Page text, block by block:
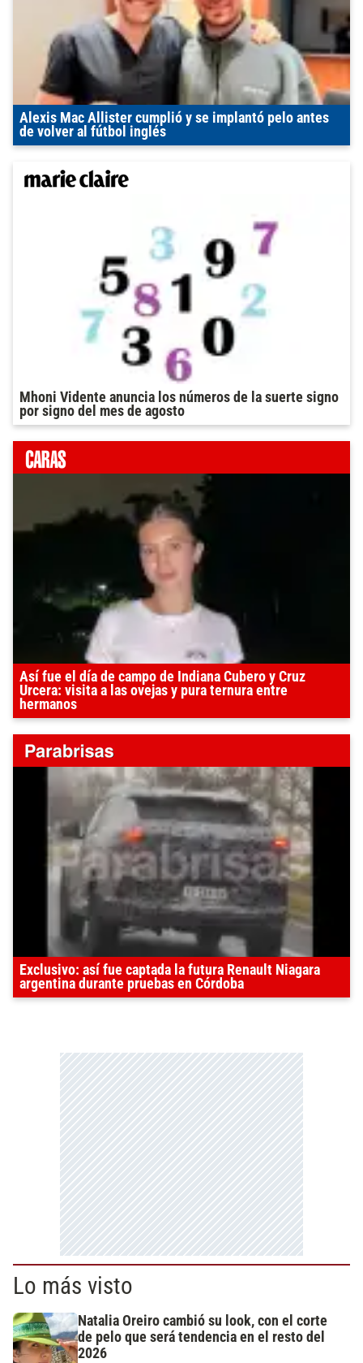
Alexis Mac Allister cumplió y se implantó pelo antes
de volver al fútbol inglés
Mhoni Vidente anuncia los números de la suerte signo
por signo del mes de agosto
Así fue el día de campo de Indiana Cubero y Cruz
Urcera: visita a las ovejas y pura ternura entre
hermanos
Exclusivo: así fue captada la futura Renault Niagara
argentina durante pruebas en Córdoba
Lo más visto
Natalia Oreiro cambió su look, con el corte
de pelo que será tendencia en el resto del
2026